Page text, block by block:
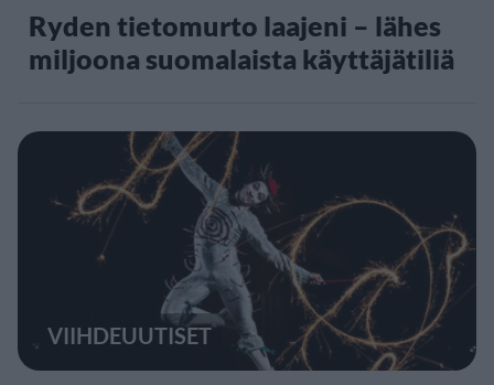
Ryden tietomurto laajeni – lähes
miljoona suomalaista käyttäjätiliä
VIIHDEUUTISET